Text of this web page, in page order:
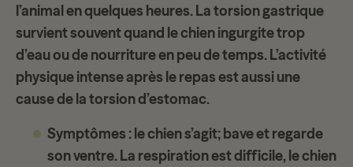
l’animalen quelques heures. La torsion gastrique
survient souvent quand le chien ingurgite trop
d’eau ou de nourriture en peu de temps. L’activité
physique intense après le repas est aussi une
cause de la torsion d’estomac.
Symptômes : le chien s’agit; bave et regarde
son ventre. La respiration est difficile, le chien